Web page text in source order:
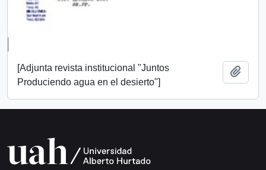
[Adjunta revista institucional "Juntos
Produciendo agua en el desierto"]